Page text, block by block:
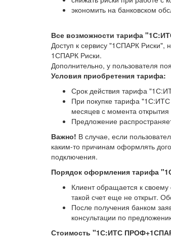
экономить на банковском
Все возможности тарифа
Доступ к сервису "1СПАРК
1СПАРК Риски.
Дополнительно, у пользователя
Условия приобретения тарифа:
Срок действия тарифа
При покупке тарифа "1С:ИТС
месяцев с момента
Предложение
Важно! В случае, если
каким-то причинам оформлять
подключения.
Порядок оформления тарифа
Клиент обращается к
такой счет еще не открыт.
После получения банком
консультации по
Стоимость "1С:ИТС